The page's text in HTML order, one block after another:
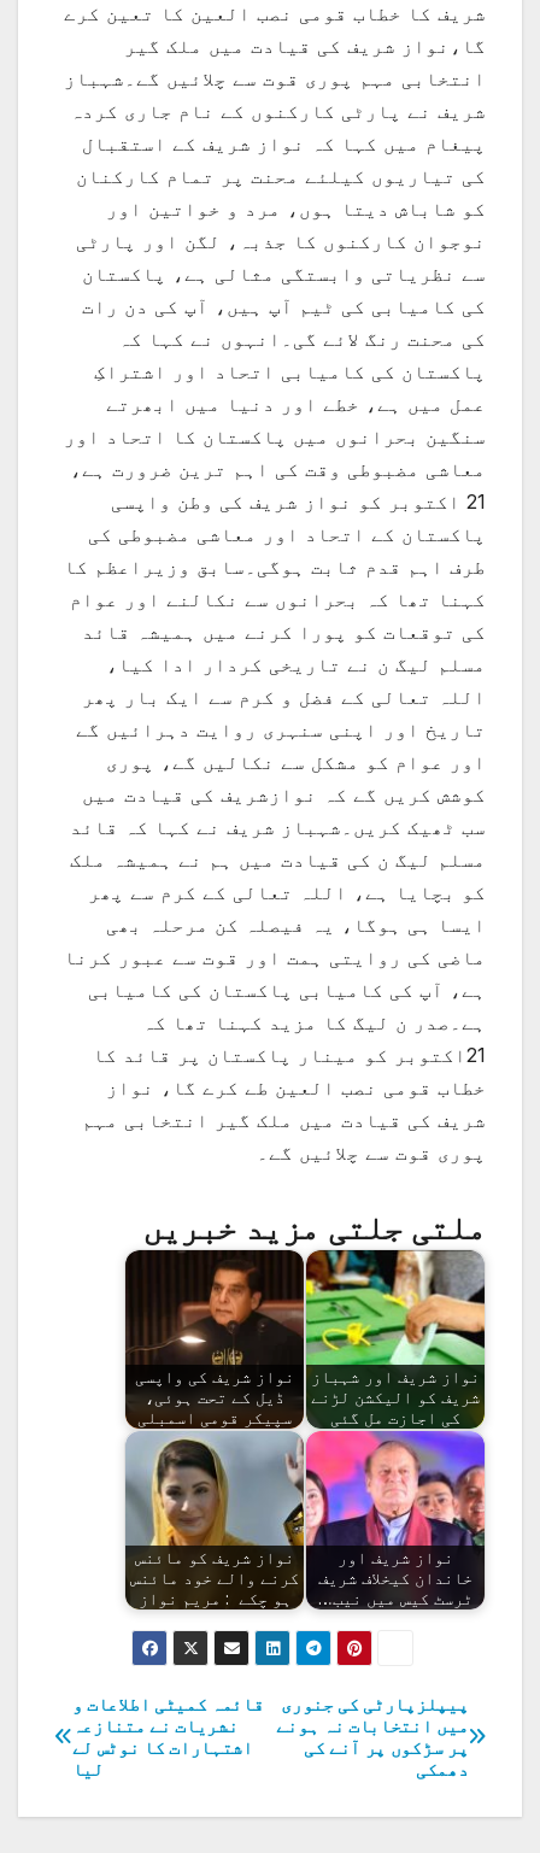
شریف کا خطاب قومی نصب العین کا تعین کرے
گا،نواز شریف کی قیادت میں ملک گیر
انتخابی مہم پوری قوت سے چلائیں گے۔شہباز
شریف نے پارٹی کارکنوں کے نام جاری کردہ
پیغام میں کہا کہ نواز شریف کے استقبال
کی تیاریوں کیلئے محنت پر تمام کارکنان
کو شاباش دیتا ہوں، مرد و خواتین اور
نوجوان کارکنوں کا جذبہ، لگن اور پارٹی
سے نظریاتی وابستگی مثالی ہے، پاکستان
کی کامیابی کی ٹیم آپ ہیں، آپ کی دن رات
کی محنت رنگ لائے گی۔انہوں نے کہا کہ
پاکستان کی کامیابی اتحاد اور اشتراکِ
عمل میں ہے، خطے اور دنیا میں ابھرتے
سنگین بحرانوں میں پاکستان کا اتحاد اور
معاشی مضبوطی وقت کی اہم ترین ضرورت ہے،
21 اکتوبر کو نواز شریف کی وطن واپسی
پاکستان کے اتحاد اور معاشی مضبوطی کی
طرف اہم قدم ثابت ہوگی۔سابق وزیراعظم کا
کہنا تھا کہ بحرانوں سے نکالنے اور عوام
کی توقعات کو پورا کرنے میں ہمیشہ قائد
مسلم لیگ ن نے تاریخی کردار ادا کیا،
اللہ تعالی کے فضل و کرم سے ایک بار پھر
تاریخ اور اپنی سنہری روایت دہرائیں گے
اور عوام کو مشکل سے نکالیں گے، پوری
کوشش کریں گے کہ نوازشریف کی قیادت میں
سب ٹھیک کریں۔شہباز شریف نے کہا کہ قائد
مسلم لیگ ن کی قیادت میں ہم نے ہمیشہ ملک
کو بچایا ہے، اللہ تعالی کے کرم سے پھر
ایسا ہی ہوگا، یہ فیصلہ کن مرحلہ بھی
ماضی کی روایتی ہمت اور قوت سے عبور کرنا
ہے، آپ کی کامیابی پاکستان کی کامیابی
ہے۔صدر ن لیگ کا مزید کہنا تھا کہ
21اکتوبر کو مینار پاکستان پر قائد کا
خطاب قومی نصب العین طے کرے گا، نواز
شریف کی قیادت میں ملک گیر انتخابی مہم
پوری قوت سے چلائیں گے۔
ملتی جلتی مزید خبریں
نواز شریف اور شہباز
شریف کو الیکشن لڑنے
کی اجازت مل گئی
نواز شریف کی واپسی
ڈیل کے تحت ہوئی،
سپیکر قومی اسمبلی
نواز شریف اور
خاندان کیخلاف شریف
ٹرسٹ کیس میں نیب…
نواز شریف کو مائنس
کرنے والے خود مائنس
ہو چکے : مریم نواز
پوسٹوں
کی
نیویگیشن
قائمہ کمیٹی اطلاعات و
نشریات نے متنازعہ
اشتہارات کا نوٹس لے
لیا
پیپلزپارٹی کی جنوری
میں انتخابات نہ ہونے
پر سڑکوں پر آنے کی
دھمکی